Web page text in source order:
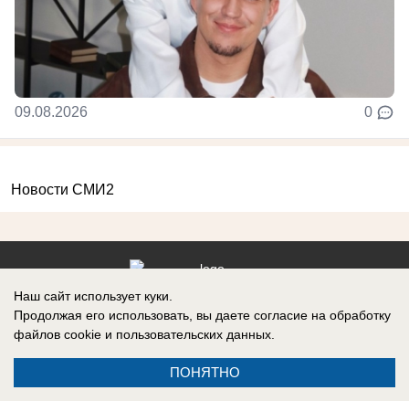
09.08.2026 0
Новости СМИ2
Реклама на сайте
Контакты
Информация
Наш сайт использует куки.
Продолжая его использовать, вы даете согласие на обработку
файлов cookie и пользовательских данных.
ПОНЯТНО